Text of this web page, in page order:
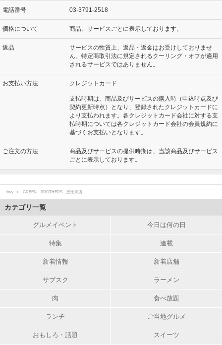
電話番号 03‐3791‐2518
価格について 商品、サービスごとに表示しております。
返品
サービスの性質上、返品・返金はお受けしておりませ
ん。特定商取引法に規定されるクーリング・オフが適用
されるサービスではありません。
お支払い方法 クレジットカード
支払時期は、商品及びサービスの購入時（申込時点及び
契約更新時点）となり、登録されたクレジットカードに
より支払われます。各クレジットカード会社に対する支
払時期については各クレジットカード会社の会員規約に
基づくお支払いとなります。
ご注文の方法
商品及びサービスの提供時期は、当該商品及びサービス
ごとに表示しております。
favy GREEN BROTHERS 恵比寿店
カテゴリ一覧
グルメイベント 今日は何の日
特集 連載
新着情報 新着店舗
サブスク ラーメン
肉 食べ放題
ランチ ご当地グルメ
おもしろ・話題 スイーツ